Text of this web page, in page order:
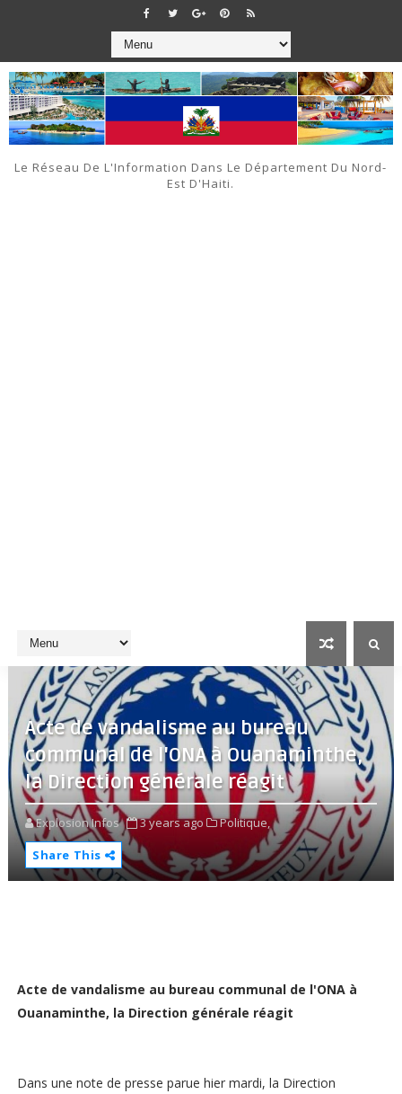
Le Réseau De L'Information Dans Le Département Du Nord-
Est D'Haiti.
Acte de vandalisme au bureau
communal de l'ONA à Ouanaminthe,
la Direction générale réagit
Explosion Infos 3 years ago
Politique,
Share This
Acte de vandalisme au bureau communal de l'ONA à
Ouanaminthe, la Direction générale réagit
Dans une note de presse parue hier mardi, la Direction